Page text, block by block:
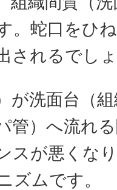
。蛇口をひ
されるでし
が洗面台（
管）へ流れ
スが悪くな
ズムです。